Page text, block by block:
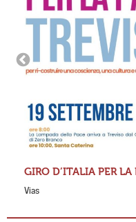
GIRO D’ITALIA PER
Vias